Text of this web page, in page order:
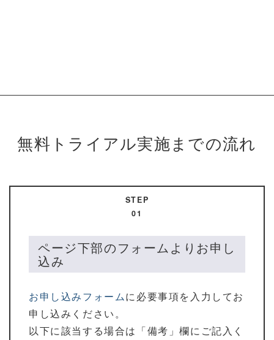
無料トライアル実施までの流れ
STEP
01
ページ下部のフォームよりお申し
込み
お申し込みフォームに必要事項を入力してお
申し込みください。
以下に該当する場合は「備考」欄にご記入く